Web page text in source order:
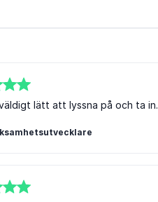
lätt att lyssna på och ta in.